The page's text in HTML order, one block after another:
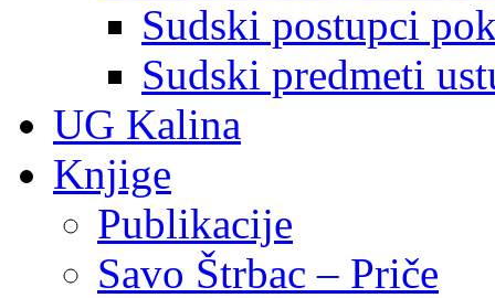
Sudski postupci
Sudski predmeti
UG Kalina
Knjige
Publikacije
Savo Štrbac – Priče